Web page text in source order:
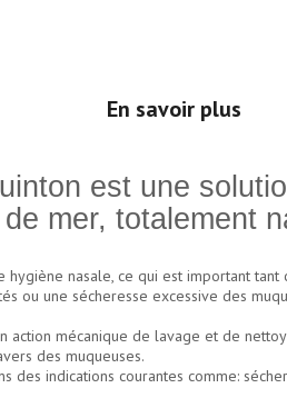
En savoir plus
est une
mer, totalement
nasale, ce qui est important
ou une sécheresse excessive des
mécanique de lavage et de
des muqueuses.
indications courantes comme: